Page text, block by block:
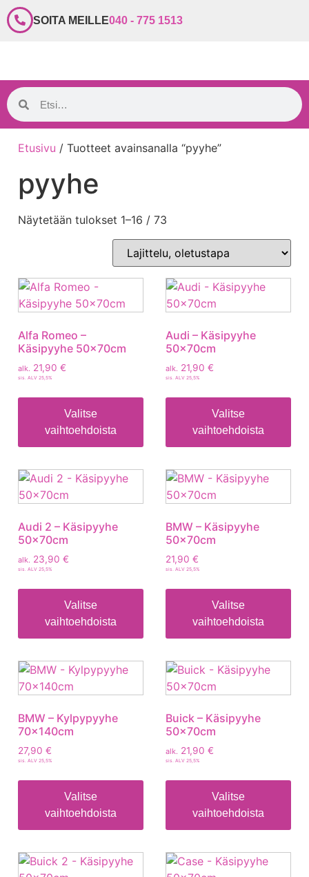
SOITA MEILLE040 - 775 1513
Etusivu / Tuotteet avainsanalla “pyyhe”
pyyhe
Näytetään tulokset 1–16 / 73
Alfa Romeo –
Käsipyyhe 50x70cm
alk. 21,90 €
sis. ALV 25,5%
Valitse
vaihtoehdoista
Audi – Käsipyyhe
50x70cm
alk. 21,90 €
sis. ALV 25,5%
Valitse
vaihtoehdoista
Audi 2 – Käsipyyhe
50x70cm
alk. 23,90 €
sis. ALV 25,5%
Valitse
vaihtoehdoista
BMW – Käsipyyhe
50x70cm
21,90 €
sis. ALV 25,5%
Valitse
vaihtoehdoista
BMW – Kylpypyyhe
70x140cm
27,90 €
sis. ALV 25,5%
Valitse
vaihtoehdoista
Buick – Käsipyyhe
50x70cm
alk. 21,90 €
sis. ALV 25,5%
Valitse
vaihtoehdoista